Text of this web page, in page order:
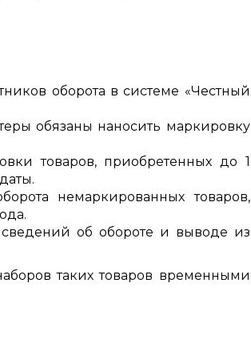
оборота в системе «Честный
обязаны наносить маркировку
товаров, приобретенных до 1
немаркированных товаров,
об обороте и выводе из
таких товаров временными